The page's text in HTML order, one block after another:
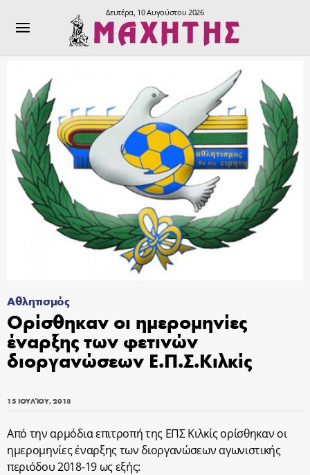
Δευτέρα, 10 Αυγούστου 2026
Αθλητισμός
Ορίσθηκαν οι ημερομηνίες
έναρξης των φετινών
διοργανώσεων Ε.Π.Σ.Κιλκίς
15 ΙΟΥΛΊΟΥ, 2018
Από την αρμόδια επιτροπή της ΕΠΣ Κιλκίς ορίσθηκαν οι
ημερομηνίες έναρξης των διοργανώσεων αγωνιστικής
περιόδου 2018-19 ως εξής: